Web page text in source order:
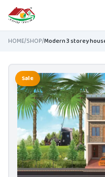
Skip to main content
HOME/SHOP/
Sale